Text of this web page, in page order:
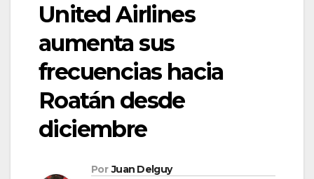
United Airlines
aumenta sus
frecuencias hacia
Roatán desde
diciembre
Por Juan Delguy